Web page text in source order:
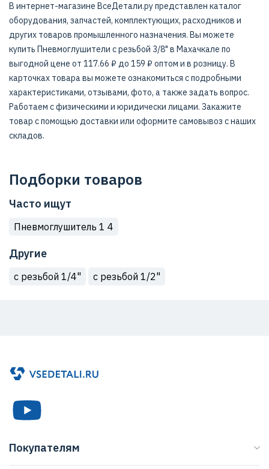
В интернет-магазине ВсеДетали.ру представлен каталог
оборудования, запчастей, комплектующих, расходников и
других товаров промышленного назначения. Вы можете
купить Пневмоглушители с резьбой 3/8" в Махачкале по
выгодной цене от 117.66 ₽ до 159 ₽ оптом и в розницу. В
карточках товара вы можете ознакомиться с подробными
характеристиками, отзывами, фото, а также задать вопрос.
Работаем с физическими и юридически лицами. Закажите
товар с помощью доставки или оформите самовывоз с наших
складов.
Подборки товаров
Часто ищут
Пневмоглушитель 1 4
Другие
с резьбой 1/4" с резьбой 1/2"
Покупателям